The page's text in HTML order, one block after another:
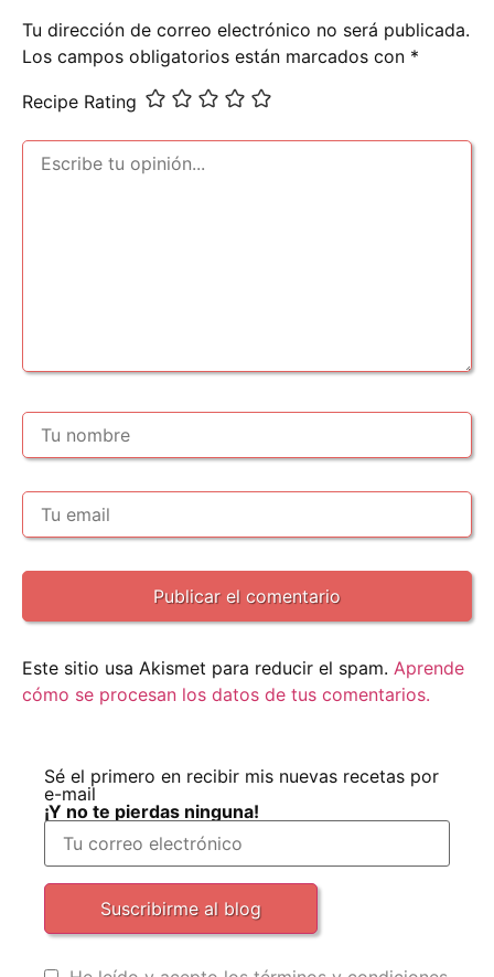
Tu dirección de correo electrónico no será publicada.
Los campos obligatorios están marcados con *
Recipe Rating
Este sitio usa Akismet para reducir el spam. Aprende
cómo se procesan los datos de tus comentarios.
Sé el primero en recibir mis nuevas recetas por
e-mail
¡Y no te pierdas ninguna!